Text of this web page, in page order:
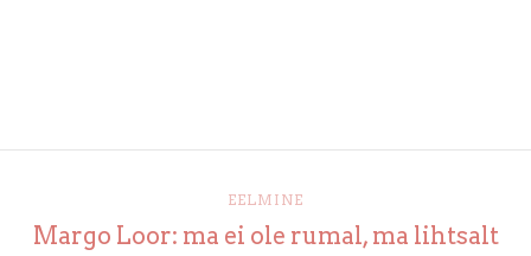
EELMINE
Margo Loor: ma ei ole rumal, ma lihtsalt